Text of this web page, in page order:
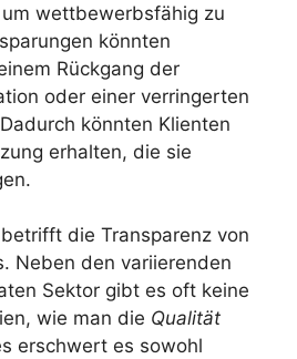
wettbewerbsfähig zu
könnten
Rückgang der
oder einer verringerten
könnten Klienten
erhalten, die sie
die Transparenz von
Neben den variierenden
Sektor gibt es oft keine
wie man die Qualität
erschwert es sowohl